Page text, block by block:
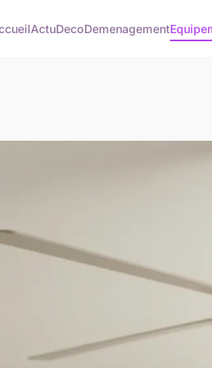
ActuDecoDemenagement